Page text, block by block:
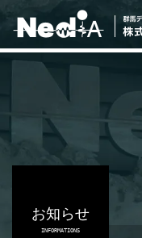
お知らせ
INFORMATIONS